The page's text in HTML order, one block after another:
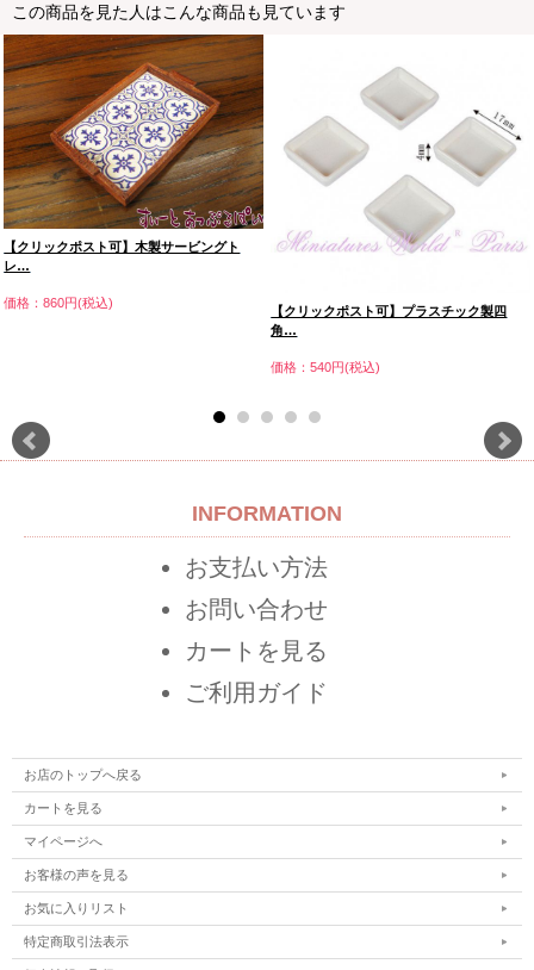
この商品を見た人はこんな商品も見ています
【クリックポスト可】木製サービングト
レ…
価格：860円(税込)
【クリックポスト可】プラスチック製四
角…
価格：540円(税込)
INFORMATION
お支払い方法
お問い合わせ
カートを見る
ご利用ガイド
お店のトップへ戻る
カートを見る
マイページへ
お客様の声を見る
お気に入りリスト
特定商取引法表示